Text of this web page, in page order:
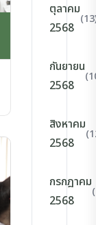
ตุลาคม
2568
กันยายน
2568
สิงหาคม
2568
กรกฎาคม
2568